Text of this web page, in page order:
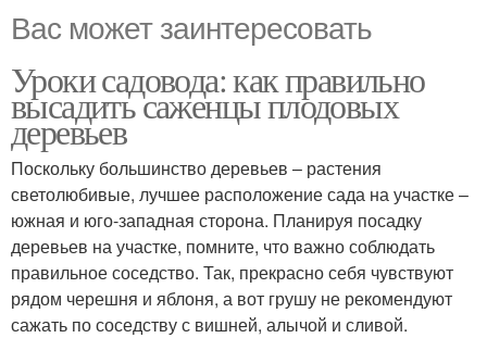
Вас может заинтересовать
Уроки садовода: как правильно
высадить саженцы плодовых
деревьев
Поскольку большинство деревьев – растения
светолюбивые, лучшее расположение сада на участке –
южная и юго-западная сторона. Планируя посадку
деревьев на участке, помните, что важно соблюдать
правильное соседство. Так, прекрасно себя чувствуют
рядом черешня и яблоня, а вот грушу не рекомендуют
сажать по соседству с вишней, алычой и сливой.